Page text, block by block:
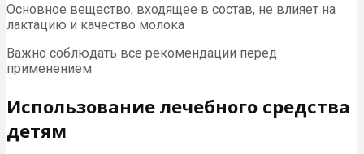
Основное вещество, входящее в состав, не влияет на
лактацию и качество молока
Важно соблюдать все рекомендации перед
применением
Использование лечебного средства
детям